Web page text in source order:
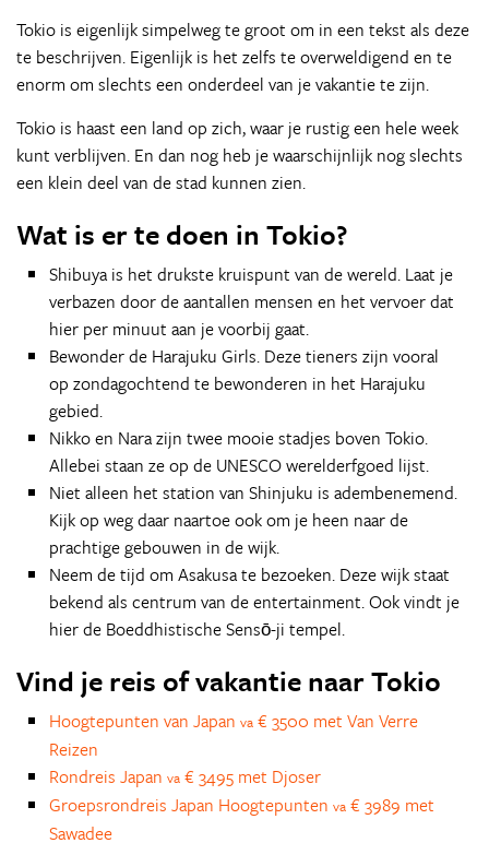
Tokio is eigenlijk simpelweg te groot om in een tekst als deze
te beschrijven. Eigenlijk is het zelfs te overweldigend en te
enorm om slechts een onderdeel van je vakantie te zijn.
Tokio is haast een land op zich, waar je rustig een hele week
kunt verblijven. En dan nog heb je waarschijnlijk nog slechts
een klein deel van de stad kunnen zien.
Wat is er te doen in Tokio?
Shibuya is het drukste kruispunt van de wereld. Laat je
verbazen door de aantallen mensen en het vervoer dat
hier per minuut aan je voorbij gaat.
Bewonder de Harajuku Girls. Deze tieners zijn vooral
op zondagochtend te bewonderen in het Harajuku
gebied.
Nikko en Nara zijn twee mooie stadjes boven Tokio.
Allebei staan ze op de UNESCO werelderfgoed lijst.
Niet alleen het station van Shinjuku is adembenemend.
Kijk op weg daar naartoe ook om je heen naar de
prachtige gebouwen in de wijk.
Neem de tijd om Asakusa te bezoeken. Deze wijk staat
bekend als centrum van de entertainment. Ook vindt je
hier de Boeddhistische Sensō-ji tempel.
Vind je reis of vakantie naar Tokio
Hoogtepunten van Japan va € 3500 met Van Verre
Reizen
Rondreis Japan va € 3495 met Djoser
Groepsrondreis Japan Hoogtepunten va € 3989 met
Sawadee